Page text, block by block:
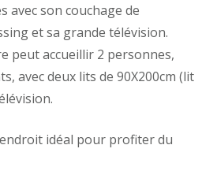
avec son couchage de
et sa grande télévision.
peut accueillir 2 personnes,
avec deux lits de 90X200cm (lit
idéal pour profiter du